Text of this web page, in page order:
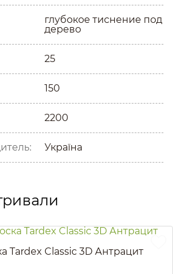
глубокое тиснение под
дерево
25
150
2200
Україна
Tardex Classic 3D Антрацит